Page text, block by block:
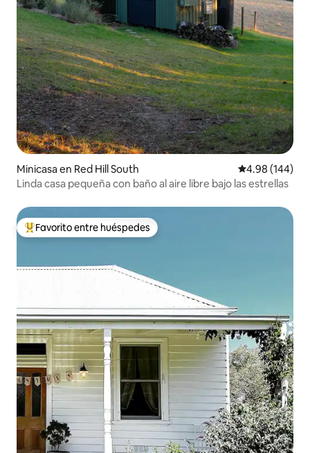
Minicasa en Red Hill South Calificación
4.98 (144)
Linda casa pequeña con baño al aire libre bajo las estrellas
De los mejores en Favorito entre huéspedes
Favorito entre huéspedes